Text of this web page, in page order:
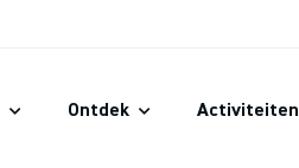
Ontdek Activiteiten